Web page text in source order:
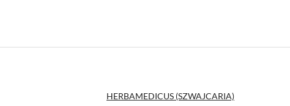
NAZWA
PRODUCENTA:
HERBAMEDICUS (SZWAJCARIA)